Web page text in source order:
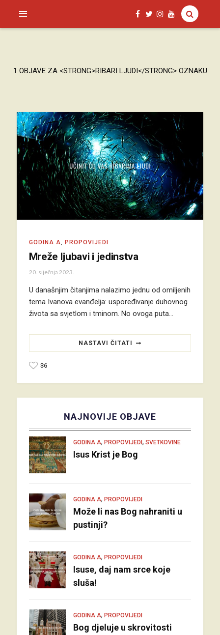
SAGUD.XYZ
1 OBJAVE ZA <STRONG>RIBARI LJUDI</STRONG> OZNAKU
GODINA A PROPOVIJEDI
Mreže ljubavi i jedinstva
20. siječnja 2023.
U današnjim čitanjima nalazimo jednu od omiljenih
tema Ivanova evanđelja: uspoređivanje duhovnog
života sa svjetlom i tminom. No ovoga puta…
NASTAVI ČITATI
36
NAJNOVIJE OBJAVE
GODINA A, PROPOVIJEDI, SVETKOVINE
Isus Krist je Bog
GODINA A, PROPOVIJEDI
Može li nas Bog nahraniti u
pustinji?
GODINA A, PROPOVIJEDI
Isuse, daj nam srce koje
sluša!
GODINA A, PROPOVIJEDI
Bog djeluje u skrovitosti